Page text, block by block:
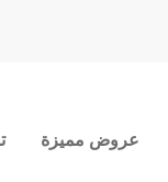
عروض مميزة